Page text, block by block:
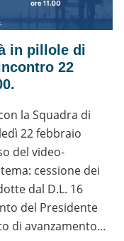
in pillole di
22
la Squadra di
22 febbraio
del video-
cessione dei
dal D.L. 16
del Presidente
di avanzamento...